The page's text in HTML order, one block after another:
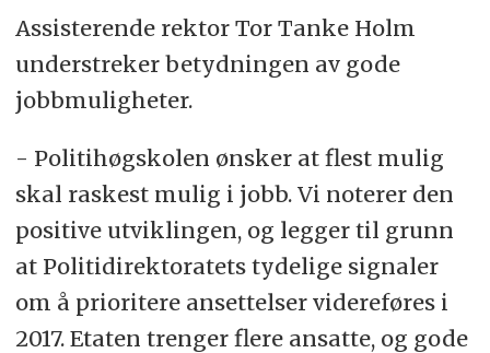
Assisterende rektor Tor Tanke Holm
understreker betydningen av gode
jobbmuligheter.
- Politihøgskolen ønsker at flest mulig
skal raskest mulig i jobb. Vi noterer den
positive utviklingen, og legger til grunn
at Politidirektoratets tydelige signaler
om å prioritere ansettelser videreføres i
2017. Etaten trenger flere ansatte, og gode